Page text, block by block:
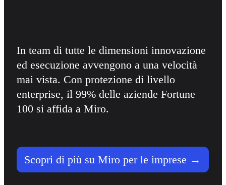
In team di tutte le dimensioni innovazione
ed esecuzione avvengono a una velocità
mai vista. Con protezione di livello
enterprise, il 99% delle aziende Fortune
100 si affida a Miro.
Scopri di più su Miro per le imprese →